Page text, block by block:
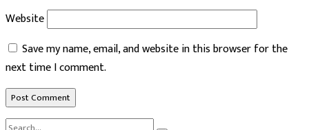
Website
Save my name, email, and website in this browser for the
next time I comment.